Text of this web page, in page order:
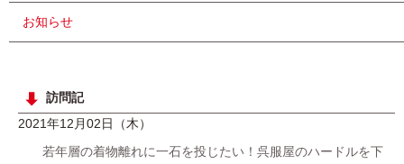
お知らせ
訪問記
2021年12月02日（木）
若年層の着物離れに一石を投じたい！呉服屋のハードルを下